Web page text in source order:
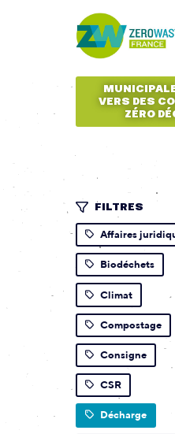
VERS DES
ZÉRO
FILTRES
Affaires
Biodéchets
Climat
Compostage
Consigne
CSR
Décharge